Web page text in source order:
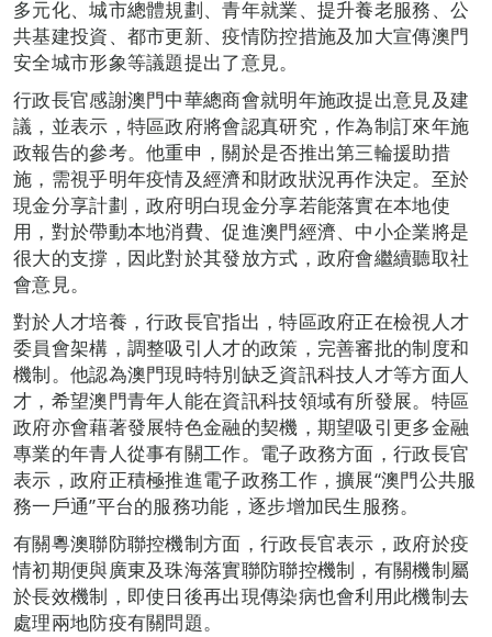
多元化、城市總體規劃、青年就業、提升養老服務、公
共基建投資、都市更新、疫情防控措施及加大宣傳澳門
安全城市形象等議題提出了意見。
行政長官感謝澳門中華總商會就明年施政提出意見及建
議，並表示，特區政府將會認真研究，作為制訂來年施
政報告的參考。他重申，關於是否推出第三輪援助措
施，需視乎明年疫情及經濟和財政狀況再作決定。至於
現金分享計劃，政府明白現金分享若能落實在本地使
用，對於帶動本地消費、促進澳門經濟、中小企業將是
很大的支撐，因此對於其發放方式，政府會繼續聽取社
會意見。
對於人才培養，行政長官指出，特區政府正在檢視人才
委員會架構，調整吸引人才的政策，完善審批的制度和
機制。他認為澳門現時特別缺乏資訊科技人才等方面人
才，希望澳門青年人能在資訊科技領域有所發展。特區
政府亦會藉著發展特色金融的契機，期望吸引更多金融
專業的年青人從事有關工作。電子政務方面，行政長官
表示，政府正積極推進電子政務工作，擴展“澳門公共服
務一戶通”平台的服務功能，逐步增加民生服務。
有關粵澳聯防聯控機制方面，行政長官表示，政府於疫
情初期便與廣東及珠海落實聯防聯控機制，有關機制屬
於長效機制，即使日後再出現傳染病也會利用此機制去
處理兩地防疫有關問題。